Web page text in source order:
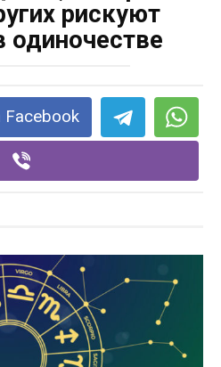
рискуют
одиночестве
Facebook